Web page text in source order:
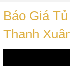
Báo Giá
Thanh